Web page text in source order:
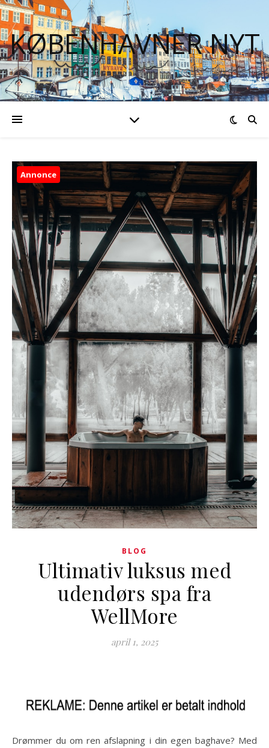
KØBENHAVNER NYT
Annonce
BLOG
Ultimativ luksus med
udendørs spa fra
WellMore
april 1, 2025
Drømmer du om ren afslapning i din egen baghave? Med